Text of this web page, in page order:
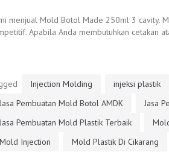
menjual Mold Botol Made 250ml 3 cavity.
Apabila Anda membutuhkan cetakan
Injection Molding injeksi plastik
Jasa Pembuatan Mold Botol AMDK
Jasa
Jasa Pembuatan Mold Plastik Terbaik
Mold Injection
Mold Plastik Di Cikarang